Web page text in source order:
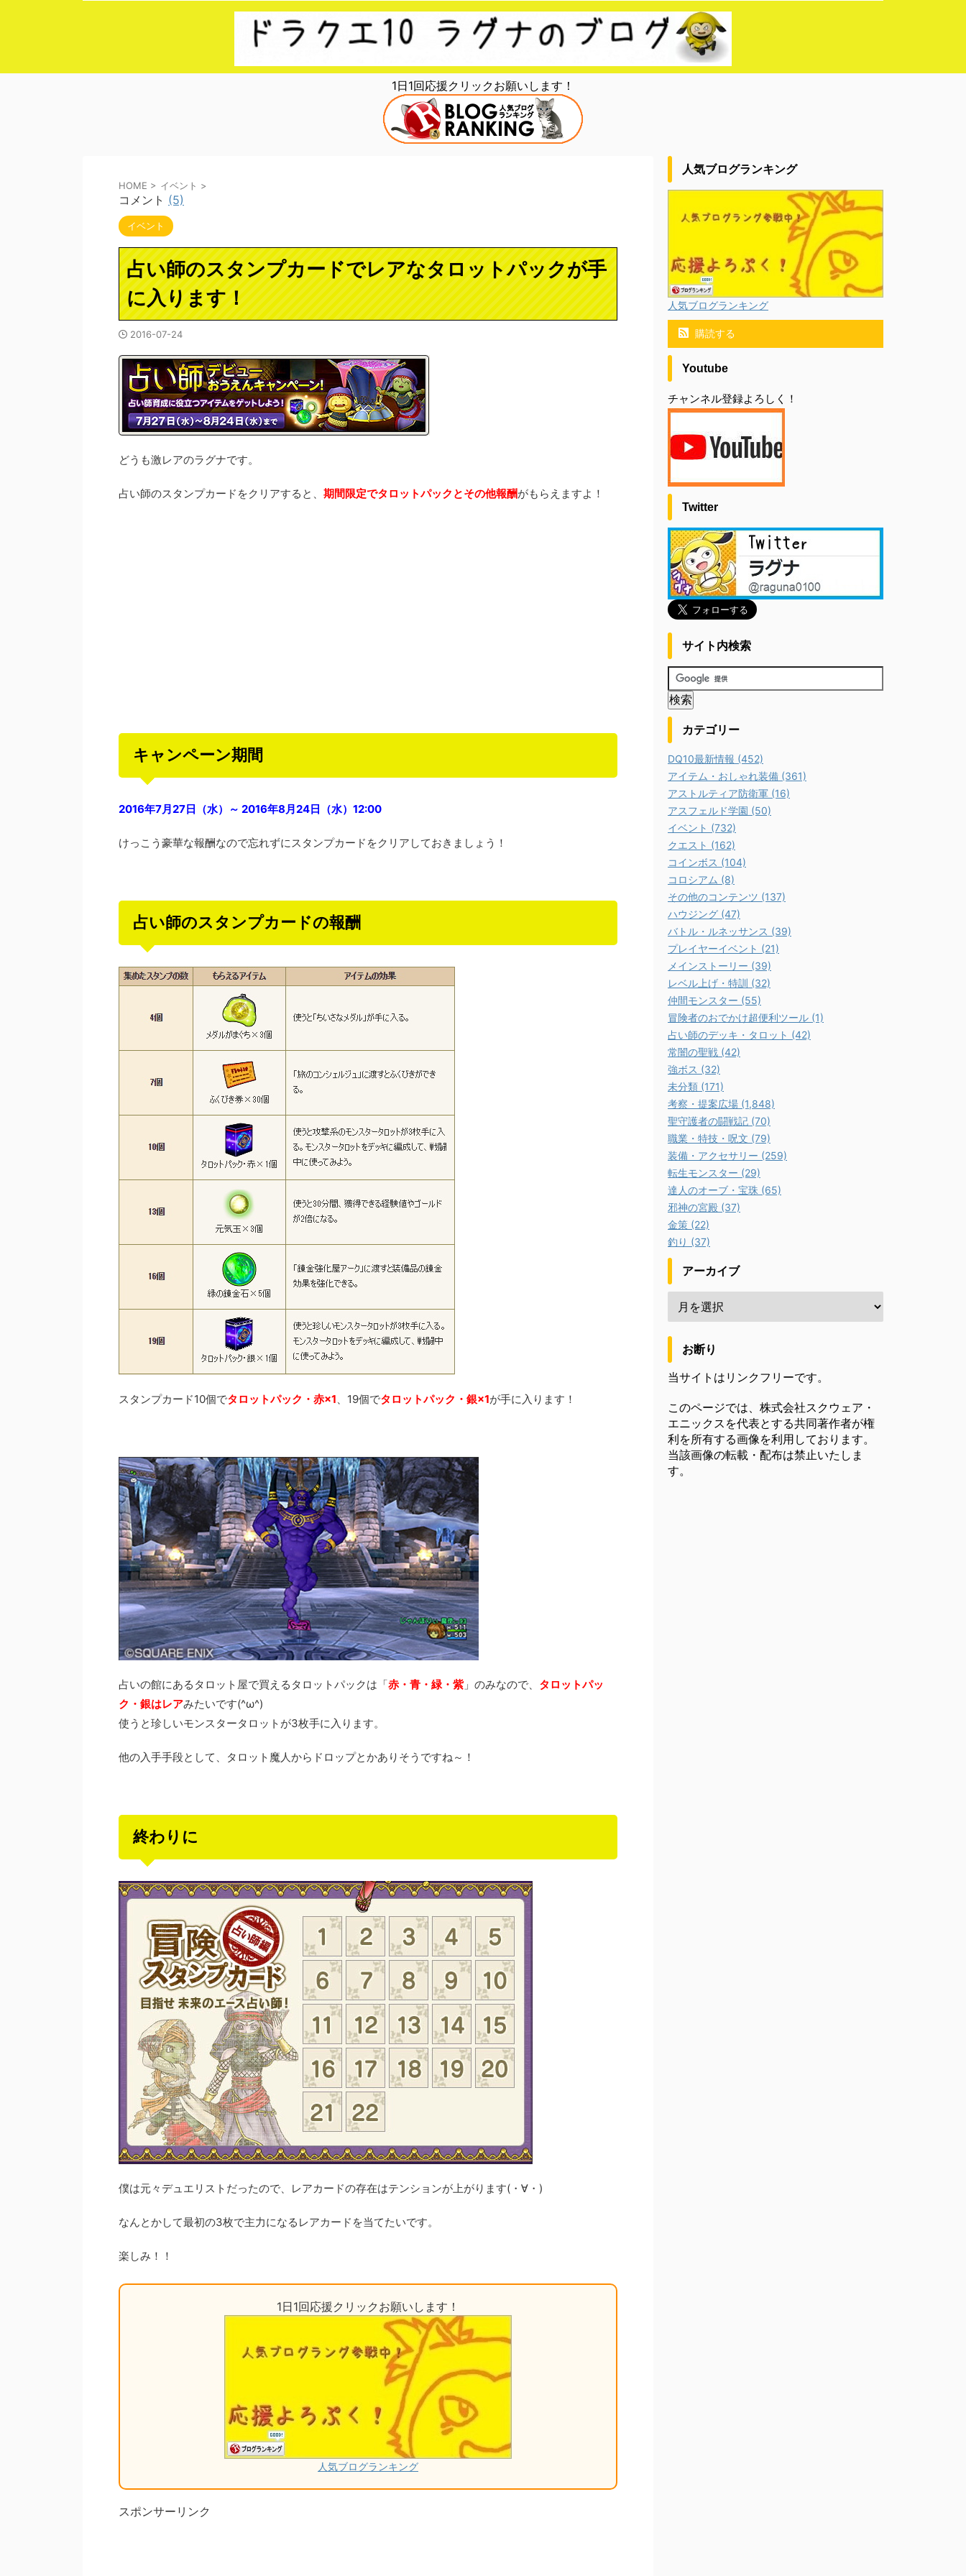
1日1回応援クリックお願いします！
HOME > イベント >
コメント (5)
イベント
占い師のスタンプカードでレアなタロットパックが手
に入ります！
2016-07-24
どうも激レアのラグナです。
占い師のスタンプカードをクリアすると、 期間限定でタロットパックとその他報酬がもらえますよ！
キャンペーン期間
2016年7月27日（水）～ 2016年8月24日（水）12:00
けっこう豪華な報酬なので忘れずにスタンプカードをクリアしておきましょう！
占い師のスタンプカードの報酬
スタンプカード10個でタロットパック・赤×1、19個でタロットパック・銀×1が手に入ります！
占いの館にあるタロット屋で買えるタロットパックは「赤・青・緑・紫」のみなので、 タロットパッ
ク・銀はレアみたいです(^ω^)
使うと珍しいモンスタータロットが3枚手に入ります。
他の入手手段として、タロット魔人からドロップとかありそうですね～！
終わりに
僕は元々デュエリストだったので、レアカードの存在はテンションが上がります(・∀・)
なんとかして最初の3枚で主力になるレアカードを当てたいです。
楽しみ！！
1日1回応援クリックお願いします！
人気ブログランキング
スポンサーリンク
人気ブログランキング
人気ブログランキング
購読する
Youtube
チャンネル登録よろしく！
Twitter
サイト内検索
カテゴリー
DQ10最新情報 (452)
アイテム・おしゃれ装備 (361)
アストルティア防衛軍 (16)
アスフェルド学園 (50)
イベント (732)
クエスト (162)
コインボス (104)
コロシアム (8)
その他のコンテンツ (137)
ハウジング (47)
バトル・ルネッサンス (39)
プレイヤーイベント (21)
メインストーリー (39)
レベル上げ・特訓 (32)
仲間モンスター (55)
冒険者のおでかけ超便利ツール (1)
占い師のデッキ・タロット (42)
常闇の聖戦 (42)
強ボス (32)
未分類 (171)
考察・提案広場 (1,848)
聖守護者の闘戦記 (70)
職業・特技・呪文 (79)
装備・アクセサリー (259)
転生モンスター (29)
達人のオーブ・宝珠 (65)
邪神の宮殿 (37)
金策 (22)
釣り (37)
アーカイブ
お断り
当サイトはリンクフリーです。
このページでは、株式会社スクウェア・
エニックスを代表とする共同著作者が権
利を所有する画像を利用しております。
当該画像の転載・配布は禁止いたしま
す。